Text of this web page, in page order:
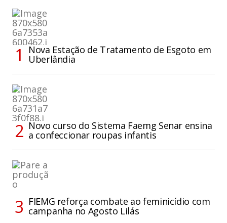
Nova Estação de Tratamento de Esgoto em
Uberlândia
Novo curso do Sistema Faemg Senar ensina
a confeccionar roupas infantis
FIEMG reforça combate ao feminicídio com
campanha no Agosto Lilás